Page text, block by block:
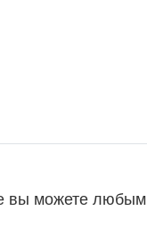
вы можете